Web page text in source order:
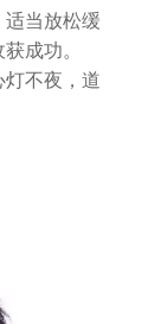
当放松缓
成功。
不夜，道